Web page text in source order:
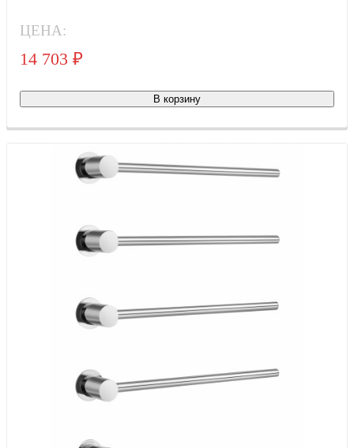
ЦЕНА:
14 703 ₽
В корзину